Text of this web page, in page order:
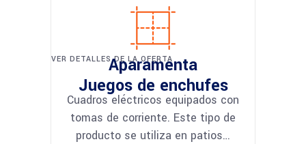
VER DETALLES DE LA OFERTA
Aparamenta
Juegos de enchufes
Cuadros eléctricos equipados con
tomas de corriente. Este tipo de
producto se utiliza en patios…